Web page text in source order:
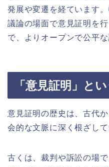
発展や変遷を経ています
議論の場面で意見証明を
で、よりオープンで公平
「意見証明」と
意見証明の歴史は、古代
会的な文脈に深く根ざして
古くは、裁判や訴訟の場